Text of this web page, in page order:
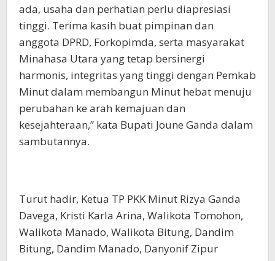
ada, usaha dan perhatian perlu diapresiasi
tinggi. Terima kasih buat pimpinan dan
anggota DPRD, Forkopimda, serta masyarakat
Minahasa Utara yang tetap bersinergi
harmonis, integritas yang tinggi dengan Pemkab
Minut dalam membangun Minut hebat menuju
perubahan ke arah kemajuan dan
kesejahteraan,” kata Bupati Joune Ganda dalam
sambutannya.
Turut hadir, Ketua TP PKK Minut Rizya Ganda
Davega, Kristi Karla Arina, Walikota Tomohon,
Walikota Manado, Walikota Bitung, Dandim
Bitung, Dandim Manado, Danyonif Zipur